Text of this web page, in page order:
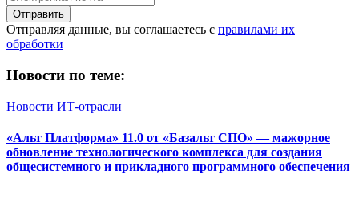
Отправить
Отправляя данные, вы соглашаетесь с правилами их
обработки
Новости по теме:
Новости ИТ-отрасли
«Альт Платформа» 11.0 от «Базальт СПО» — мажорное
обновление технологического комплекса для создания
общесистемного и прикладного программного обеспечения